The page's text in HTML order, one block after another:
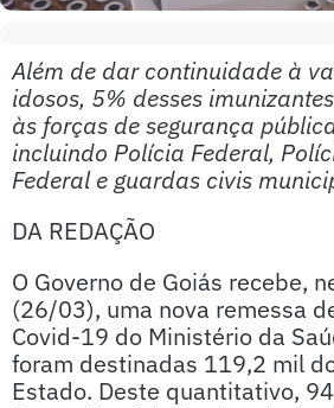
Além de dar continuidade à
idosos, 5% desses
às forças de segurança
incluindo Polícia Federal,
Federal e guardas civis
DA REDAÇÃO
O Governo de Goiás recebe,
(26/03), uma nova remessa
Covid-19 do Ministério da
foram destinadas 119,2 mil
Estado. Deste quantitativo,